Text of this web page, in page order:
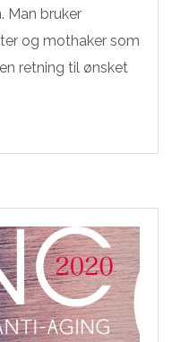
Man bruker
og mothaker som
retning til ønsket